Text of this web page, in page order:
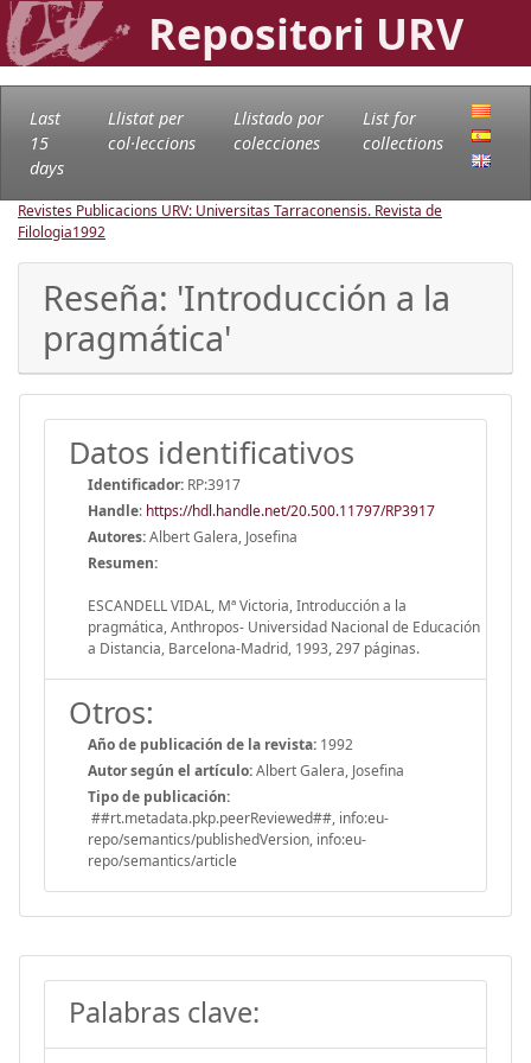
Repositori URV
Last
15
days
Llistat per
col·leccions
Llistado por
colecciones
List for
collections
Revistes Publicacions URV: Universitas Tarraconensis. Revista de
Filologia1992
Reseña: 'Introducción a la
pragmática'
Datos identificativos
Identificador: RP:3917
Handle: https://hdl.handle.net/20.500.11797/RP3917
Autores:Albert Galera, Josefina
Resumen:
ESCANDELL VIDAL, Mª Victoria, Introducción a la
pragmática, Anthropos- Universidad Nacional de Educación
a Distancia, Barcelona-Madrid, 1993, 297 páginas.
Otros:
Año de publicación de la revista: 1992
Autor según el artículo:Albert Galera, Josefina
Tipo de publicación:
##rt.metadata.pkp.peerReviewed##, info:eu-
repo/semantics/publishedVersion, info:eu-
repo/semantics/article
Palabras clave: